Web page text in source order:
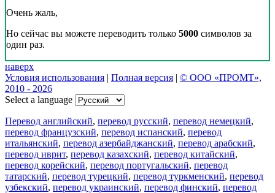
Очень жаль,
Но сейчас вы можете переводить только 5000 символов за
один раз.
наверх
Условия использования | Полная версия | © ООО «ПРОМТ»,
2010 - 2026
Select a language
Перевод английский, перевод русский, перевод немецкий,
перевод французский, перевод испанский, перевод
итальянский, перевод азербайджанский, перевод арабский,
перевод иврит, перевод казахский, перевод китайский,
перевод корейский, перевод португальский, перевод
татарский, перевод турецкий, перевод туркменский, перевод
узбекский, перевод украинский, перевод финский, перевод